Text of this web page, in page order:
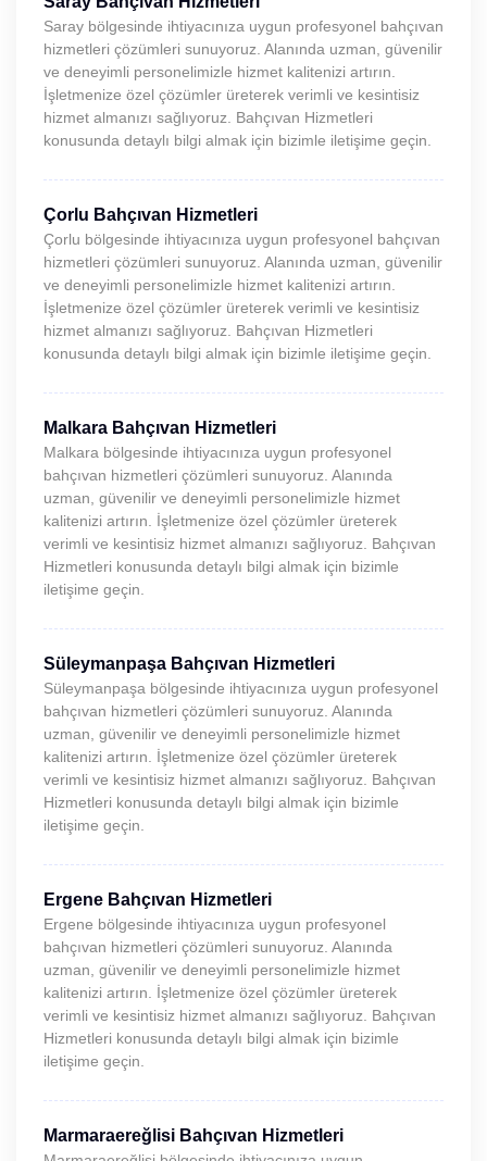
Saray bölgesinde ihtiyacınıza uygun profesyonel bahçıvan
hizmetleri çözümleri sunuyoruz. Alanında uzman, güvenilir
ve deneyimli personelimizle hizmet kalitenizi artırın.
İşletmenize özel çözümler üreterek verimli ve kesintisiz
hizmet almanızı sağlıyoruz. Bahçıvan Hizmetleri
konusunda detaylı bilgi almak için bizimle iletişime geçin.
Çorlu Bahçıvan Hizmetleri
Çorlu bölgesinde ihtiyacınıza uygun profesyonel bahçıvan
hizmetleri çözümleri sunuyoruz. Alanında uzman, güvenilir
ve deneyimli personelimizle hizmet kalitenizi artırın.
İşletmenize özel çözümler üreterek verimli ve kesintisiz
hizmet almanızı sağlıyoruz. Bahçıvan Hizmetleri
konusunda detaylı bilgi almak için bizimle iletişime geçin.
Malkara Bahçıvan Hizmetleri
Malkara bölgesinde ihtiyacınıza uygun profesyonel
bahçıvan hizmetleri çözümleri sunuyoruz. Alanında
uzman, güvenilir ve deneyimli personelimizle hizmet
kalitenizi artırın. İşletmenize özel çözümler üreterek
verimli ve kesintisiz hizmet almanızı sağlıyoruz. Bahçıvan
Hizmetleri konusunda detaylı bilgi almak için bizimle
iletişime geçin.
Süleymanpaşa Bahçıvan Hizmetleri
Süleymanpaşa bölgesinde ihtiyacınıza uygun profesyonel
bahçıvan hizmetleri çözümleri sunuyoruz. Alanında
uzman, güvenilir ve deneyimli personelimizle hizmet
kalitenizi artırın. İşletmenize özel çözümler üreterek
verimli ve kesintisiz hizmet almanızı sağlıyoruz. Bahçıvan
Hizmetleri konusunda detaylı bilgi almak için bizimle
iletişime geçin.
Ergene Bahçıvan Hizmetleri
Ergene bölgesinde ihtiyacınıza uygun profesyonel
bahçıvan hizmetleri çözümleri sunuyoruz. Alanında
uzman, güvenilir ve deneyimli personelimizle hizmet
kalitenizi artırın. İşletmenize özel çözümler üreterek
verimli ve kesintisiz hizmet almanızı sağlıyoruz. Bahçıvan
Hizmetleri konusunda detaylı bilgi almak için bizimle
iletişime geçin.
Marmaraereğlisi Bahçıvan Hizmetleri